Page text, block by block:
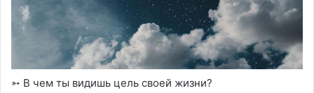
➳ В чем ты видишь цель своей жизни?